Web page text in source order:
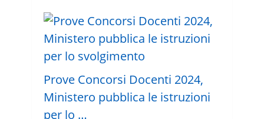
Prove Concorsi Docenti 2024,
Ministero pubblica le istruzioni
per lo …